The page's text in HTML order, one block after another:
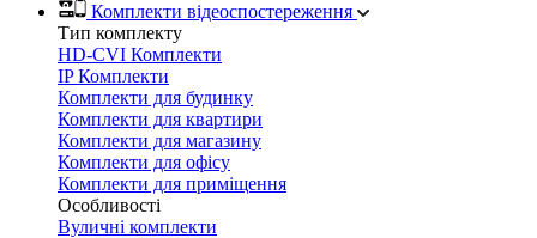
Комплекти відеоспостереження
Тип комплекту
HD-CVI Комплекти
IP Комплекти
Комплекти для будинку
Комплекти для квартири
Комплекти для магазину
Комплекти для офісу
Комплекти для приміщення
Особливості
Вуличні комплекти